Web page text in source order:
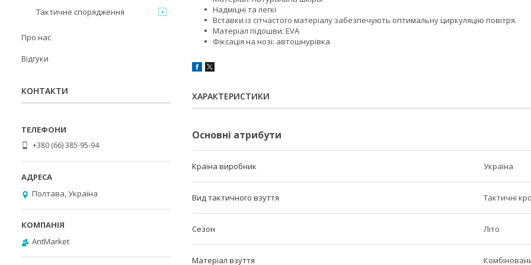
Надміцні та легкі
Вставки із сітчастого матеріалу забезпечують оптимальну циркуляцію повітря.
Матеріал підошви: ЕVA
Фіксація на нозі: автошнурівка
ХАРАКТЕРИСТИКИ
Основні атрибути
Країна виробник Україна
Вид тактичного взуття Тактичні
Сезон Літо
Матеріал взуття
Тактичне спорядження
Про нас
Відгуки
КОНТАКТИ
+380 (66) 385-95-94
Полтава, Україна
AntMarket